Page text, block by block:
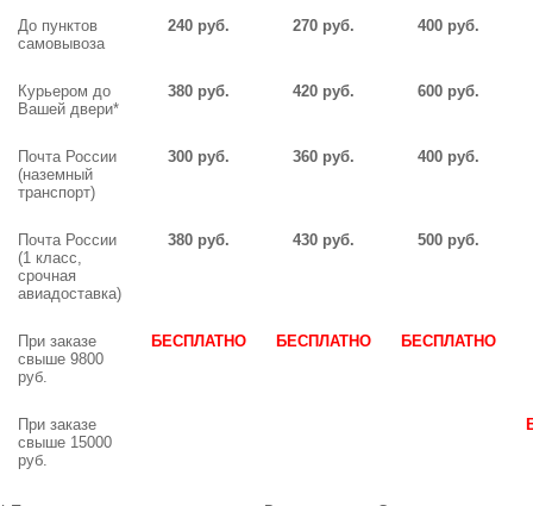
До пунктов
самовывоза
240 руб. 270 руб. 400 руб.
Курьером до
Вашей двери*
380 руб. 420 руб. 600 руб.
Почта России
(наземный
транспорт)
300 руб. 360 руб. 400 руб.
Почта России
(1 класс,
срочная
авиадоставка)
380 руб. 430 руб. 500 руб.
При заказе
свыше 9800
руб.
БЕСПЛАТНО БЕСПЛАТНО БЕСПЛАТНО
При заказе
свыше 15000
руб.